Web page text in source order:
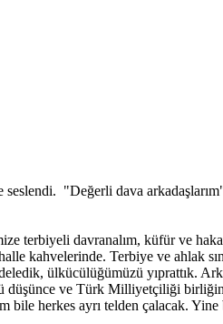
"Değerli dava
terbiyeli davranalım, küfür ve
kahvelerinde. Terbiye ve ahlak
ülkücülüğümüzü yıprattık.
düşünce ve Türk Milliyetçiliği
bile herkes ayrı telden çalacak.